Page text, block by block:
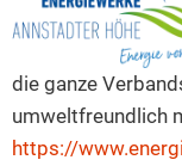
die ganze
umweltfreundlich
https://